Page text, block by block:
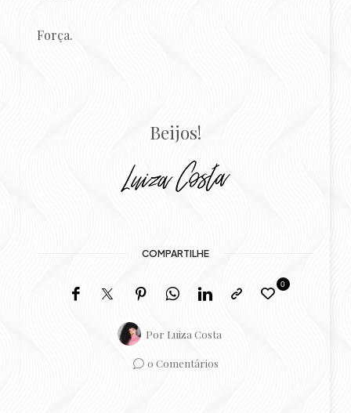
Força.
Beijos!
COMPARTILHE
Por Luiza Costa
0
0 Comentários